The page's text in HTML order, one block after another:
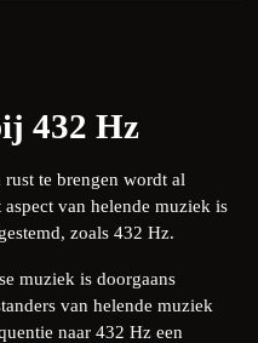
432 Hz
te brengen wordt al
van helende muziek is
zoals 432 Hz.
muziek is doorgaans
van helende muziek
naar 432 Hz een